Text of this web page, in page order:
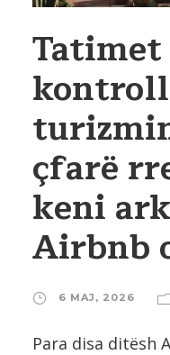
Tatimet
çfarë
keni
Airbnb
6 MAJ, 2026
Para disa ditësh